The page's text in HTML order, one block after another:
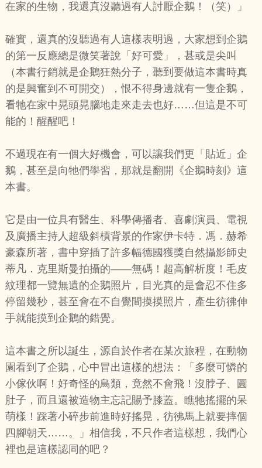
在家的生物，我還真沒聽過有人討厭企鵝！（笑）」
確實，還真的沒聽過有人這樣表明過，大家想到企鵝
的第一反應總是微笑著說「好可愛」，甚或是尖叫
（本書行銷就是企鵝狂熱分子，聽到要做這本書時真
的是興奮到不可開交），恨不得身邊就有一隻企鵝，
看牠在家中晃頭晃腦地走來走去也好……但這是不可
能的！醒醒吧！
不過現在有一個大好機會，可以讓我們更「貼近」企
鵝，甚至是向牠們學習，那就是翻開《企鵝時刻》這
本書。
它是由一位具有醫生、科學傳播者、喜劇演員、電視
及廣播主持人超級斜槓背景的作家伊卡特．馮．赫希
豪森所著，書中穿插了許多幅德國獲獎自然攝影師史
蒂凡．克里斯曼拍攝的——無碼！超高解析度！毛皮
紋理都一覽無遺的企鵝照片，目光真的是會忍不住多
停留幾秒，甚至會在不自覺間摸摸照片，產生彷彿伸
手就能摸到企鵝的錯覺。
這本書之所以誕生，源自於作者在某次旅程，在動物
園看到了企鵝，心中冒出這樣的想法：「多麼可憐的
小傢伙啊！好奇怪的鳥類，竟然不會飛！沒脖子、圓
肚子，而且還被造物主忘記賜予膝蓋。瞧牠搖擺的呆
萌樣！踩著小碎步前進時好搖晃，彷彿馬上就要摔個
四腳朝天……。」相信我，不只作者這樣想，我們心
裡也是這樣認同的吧？